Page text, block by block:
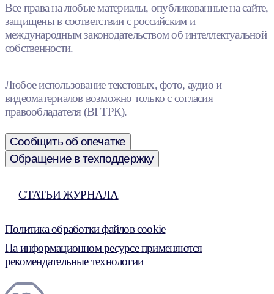
Все права на любые материалы, опубликованные на сайте,
защищены в соответствии с российским и
международным законодательством об интеллектуальной
собственности.
Любое использование текстовых, фото, аудио и
видеоматериалов возможно только с согласия
правообладателя (ВГТРК).
Сообщить об опечатке
Обращение в техподдержку
СТАТЬИ ЖУРНАЛА
Политика обработки файлов cookie
На информационном ресурсе применяются
рекомендательные технологии